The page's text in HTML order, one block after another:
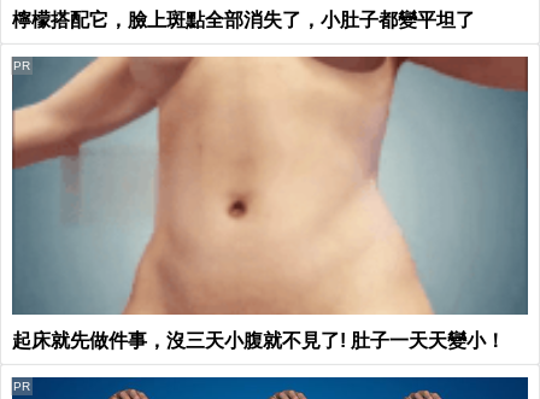
檸檬搭配它，臉上斑點全部消失了，小肚子都變平坦了
起床就先做件事，沒三天小腹就不見了! 肚子一天天變小！
PR
PR